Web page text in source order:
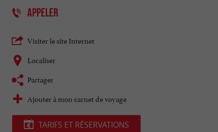
APPELER
Visiter le site Internet
Localiser
Partager
Ajouter à mon carnet de voyage
TARIFS ET RÉSERVATIONS